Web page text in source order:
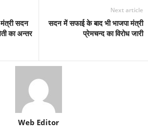
सदन
का अन्तर
Next article
सदन में सफाई के बाद भी भाजपा मंत्री
प्रेमचन्द का विरोध जारी
Web Editor